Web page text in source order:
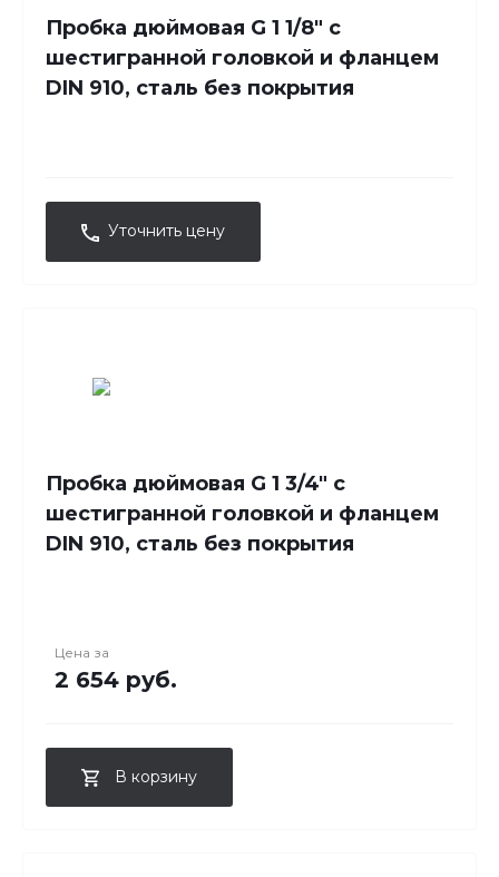
Пробка дюймовая G 1 1/8" с
шестигранной головкой и фланцем
DIN 910, сталь без покрытия
Уточнить цену
Пробка дюймовая G 1 3/4" с
шестигранной головкой и фланцем
DIN 910, сталь без покрытия
Цена за
2 654 руб.
В корзину